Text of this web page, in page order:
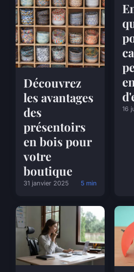
Découvrez
les avantages
des
présentoirs
en bois pour
votre
boutique
31 janvier 2025 5 min
16